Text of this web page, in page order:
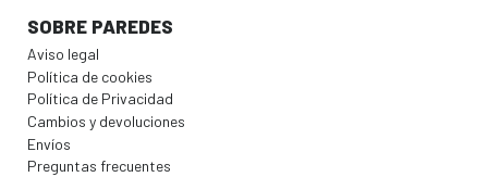
SOBRE PAREDES
Aviso legal
Política de cookies
Política de Privacidad
Cambios y devoluciones
Envíos
Preguntas frecuentes